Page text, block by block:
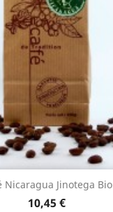
Nicaragua Jinotega Bio
Prix
10,45 €